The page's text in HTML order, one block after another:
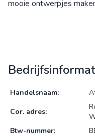
mooie ontwerpjes
Handelsnaam:
Cor. adres:
Btw-nummer: